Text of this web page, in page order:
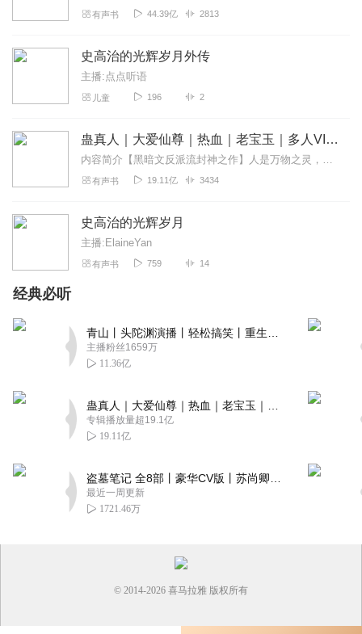
有声书 44.39亿 2813
史高治的光辉岁月外传
主播:点点听语
儿童 196 2
蛊真人｜大爱仙尊｜热血｜老宝玉｜多人VIP免费有声剧
内容简介【黑暗文反派流封神之作】人是万物之灵，蛊是天地真精。一个穿越者不断重生的故事。一个养蛊、炼蛊、用蛊的奇特世界。配音组（男角色）老宝玉旁白...
有声书 19.11亿 3434
史高治的光辉岁月
主播:ElaineYan
有声书 759 14
经典必听
主播粉丝1659万
11.36亿
专辑播放量超19.1亿
19.11亿
最近一周更新
1721.46万
© 2014-2026 喜马拉雅 版权所有